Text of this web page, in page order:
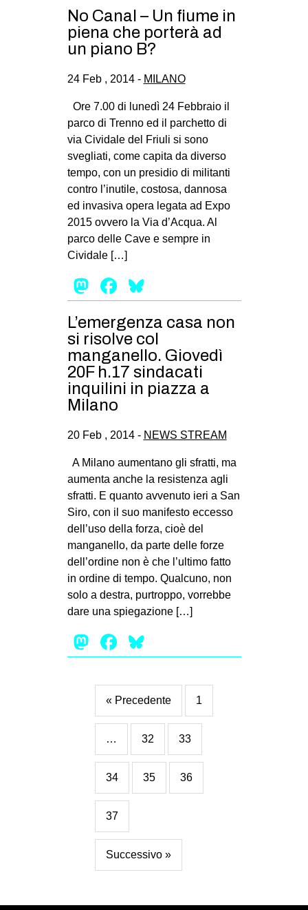
No Canal – Un fiume in
piena che porterà ad
un piano B?
24 Feb , 2014 - MILANO
Ore 7.00 di lunedì 24 Febbraio il
parco di Trenno ed il parchetto di
via Cividale del Friuli si sono
svegliati, come capita da diverso
tempo, con un presidio di militanti
contro l’inutile, costosa, dannosa
ed invasiva opera legata ad Expo
2015 ovvero la Via d’Acqua. Al
parco delle Cave e sempre in
Cividale […]
Mastodon
Facebook
L’emergenza casa non
si risolve col
manganello. Giovedì
20F h.17 sindacati
inquilini in piazza a
Milano
20 Feb , 2014 - NEWS STREAM
A Milano aumentano gli sfratti, ma
aumenta anche la resistenza agli
sfratti. E quanto avvenuto ieri a San
Siro, con il suo manifesto eccesso
dell’uso della forza, cioè del
manganello, da parte delle forze
dell’ordine non è che l’ultimo fatto
in ordine di tempo. Qualcuno, non
solo a destra, purtroppo, vorrebbe
dare una spiegazione […]
Mastodon
Facebook
« Precedente 1
… 32 33
34 35 36
37
Successivo »